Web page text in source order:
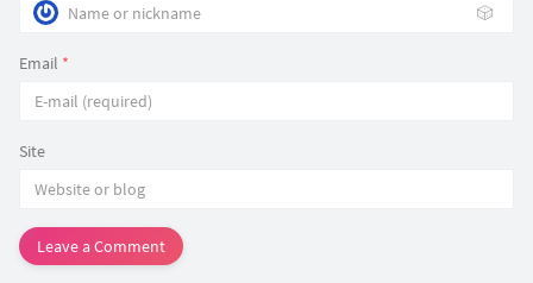
🎲
Email *
Site
Leave a Comment